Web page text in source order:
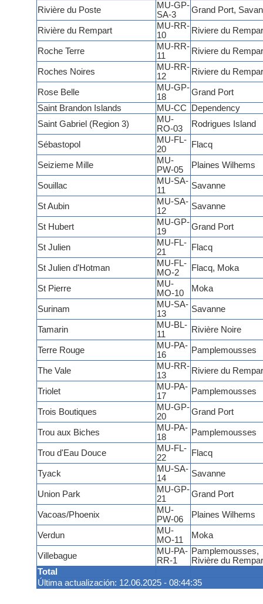
Total
Última actualización: 12.06.2025 - 08:44:35
Rivière du Poste
MU-GP-
SA-3
Grand Port,
Rivière du Rempart
MU-RR-
10
Riviere du
Roche Terre
MU-RR-
11
Riviere du
Roches Noires
MU-RR-
12
Riviere du
Rose Belle
MU-GP-
18
Grand Port
Saint Brandon Islands
MU-CC
Dependency
Saint Gabriel (Region 3)
MU-
RO-03
Rodrigues Island
Sébastopol
MU-FL-
20
Flacq
Seizieme Mille
MU-
PW-05
Plaines Wilhems
Souillac
MU-SA-
11
Savanne
St Aubin
MU-SA-
12
Savanne
St Hubert
MU-GP-
19
Grand Port
St Julien
MU-FL-
21
Flacq
St Julien d'Hotman
MU-FL-
MO-2
Flacq, Moka
St Pierre
MU-
MO-10
Moka
Surinam
MU-SA-
13
Savanne
Tamarin
MU-BL-
11
Rivière Noire
Terre Rouge
MU-PA-
16
Pamplemousses
The Vale
MU-RR-
13
Riviere du
Triolet
MU-PA-
17
Pamplemousses
Trois Boutiques
MU-GP-
20
Grand Port
Trou aux Biches
MU-PA-
18
Pamplemousses
Trou d'Eau Douce
MU-FL-
22
Flacq
Tyack
MU-SA-
14
Savanne
Union Park
MU-GP-
21
Grand Port
Vacoas/Phoenix
MU-
PW-06
Plaines Wilhems
Verdun
MU-
MO-11
Moka
Villebague
MU-PA-
RR-1
Pamplemousses,
Rivière du